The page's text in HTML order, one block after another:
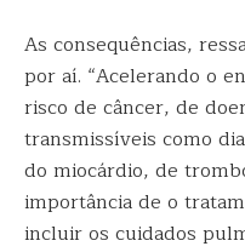
As consequências,
por aí. “Acelerando o
risco de câncer, de
transmissíveis como
do miocárdio, de
importância de o
incluir os cuidados